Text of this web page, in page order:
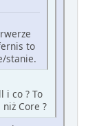
to
stanie.
i co ? To
niż Core ?